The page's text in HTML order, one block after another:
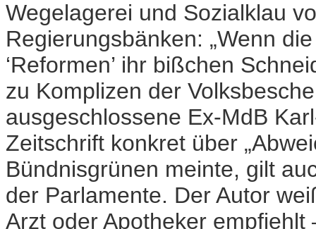
Wegelagerei und Sozialklau
Regierungsbänken: „Wenn
‘Reformen’ ihr bißchen
zu Komplizen der
ausgeschlossene Ex-MdB
Zeitschrift konkret über
Bündnisgrünen meinte, gilt
der Parlamente. Der Autor
Arzt oder Apotheker